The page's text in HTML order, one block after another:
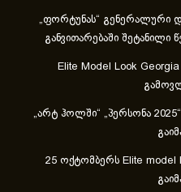
„ფორტუნას“ გენერალური
განვითარებაში
Elite Model Look
„არტ ჰოლში“ „პერსონა
25 ოქტომბერს Elite model